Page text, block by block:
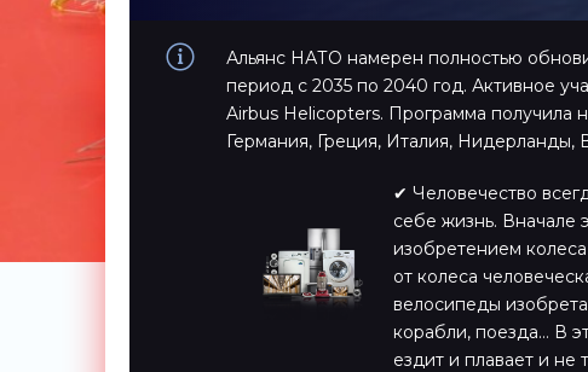
Альянс НАТО намерен полностью
период с 2035 по 2040 год. Активное
Airbus Helicopters. Программа получила
Германия, Греция, Италия, Нидерланды,
✔ Человечество
себе жизнь. Вначале
изобретением
от колеса
велосипеды
корабли, поезда… В
ездит и плавает и не